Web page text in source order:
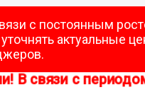
с постоянным
актуальные
отпусков